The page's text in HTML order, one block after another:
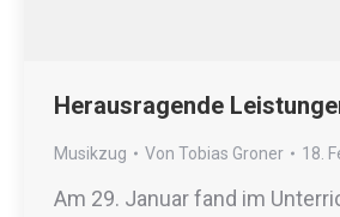
Herausragende
Musikzug Von Tobias Groner 18.
Am 29. Januar fand im